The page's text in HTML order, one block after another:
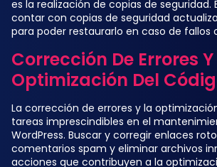
es la realización de copias de seguridad.
contar con copias de seguridad
para poder restaurarlo en caso de fallos
Corrección De Errores Y
Optimización Del
La corrección de errores y la
tareas imprescindibles en el
WordPress. Buscar y corregir enlaces
comentarios spam y eliminar archivos
acciones que contribuyen a la